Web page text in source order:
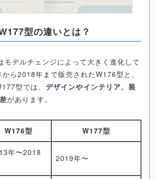
型の違いとは？
モデルチェンジによって大きく進化して
ら2018年まで販売されたW176型と、
型では、 デザインやインテリア、装
があります。
W176型 W177型
年〜2018
2019年〜